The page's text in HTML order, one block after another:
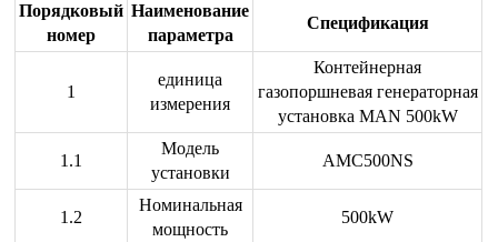
Порядковый
номер
Наименование
параметра
Спецификация
1
единица
измерения
Контейнерная
газопоршневая генераторная
установка MAN 500kW
1.1
Модель
установки
AMC500NS
1.2
Номинальная
мощность
500kW